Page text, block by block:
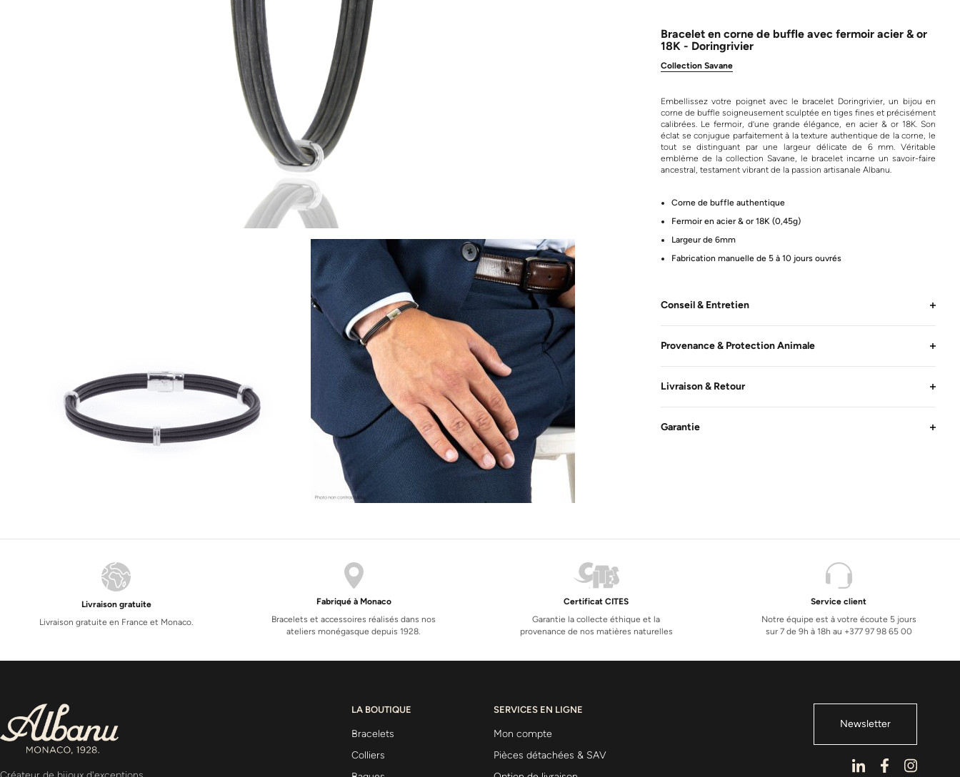
Bracelet en corne de buffle avec fermoir acier & or
18K - Doringrivier
Collection Savane
Embellissez votre poignet avec le bracelet Doringrivier, un bijou en
corne de buffle soigneusement sculptée en tiges fines et précisément
calibrées. Le fermoir, d’une grande élégance, en acier & or 18K. Son
éclat se conjugue parfaitement à la texture authentique de la corne, le
tout se distinguant par une largeur délicate de 6 mm. Véritable
emblème de la collection Savane, le bracelet incarne un savoir-faire
ancestral, testament vibrant de la passion artisanale Albanu.
Corne de buffle authentique
Fermoir en acier & or 18K (0,45g)
Largeur de 6mm
Fabrication manuelle de 5 à 10 jours ouvrés
Conseil & Entretien
Provenance & Protection Animale
Livraison & Retour
Garantie
Livraison gratuite
Livraison gratuite en France et Monaco.
Fabriqué à Monaco
Bracelets et accessoires réalisés dans nos
ateliers monégasque depuis 1928.
Certificat CITES
Garantie la collecte éthique et la
provenance de nos matières naturelles
Service client
Notre équipe est à votre écoute 5 jours
sur 7 de 9h à 18h au +377 97 98 65 00
LA BOUTIQUE
Bracelets
Colliers
SERVICES EN LIGNE
Mon compte
Pièces détachées & SAV
Newsletter